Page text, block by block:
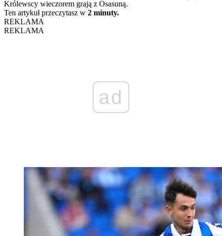
Królewscy wieczorem grają z Osasuną.
Ten artykuł przeczytasz w 2 minuty.
REKLAMA
REKLAMA
ad